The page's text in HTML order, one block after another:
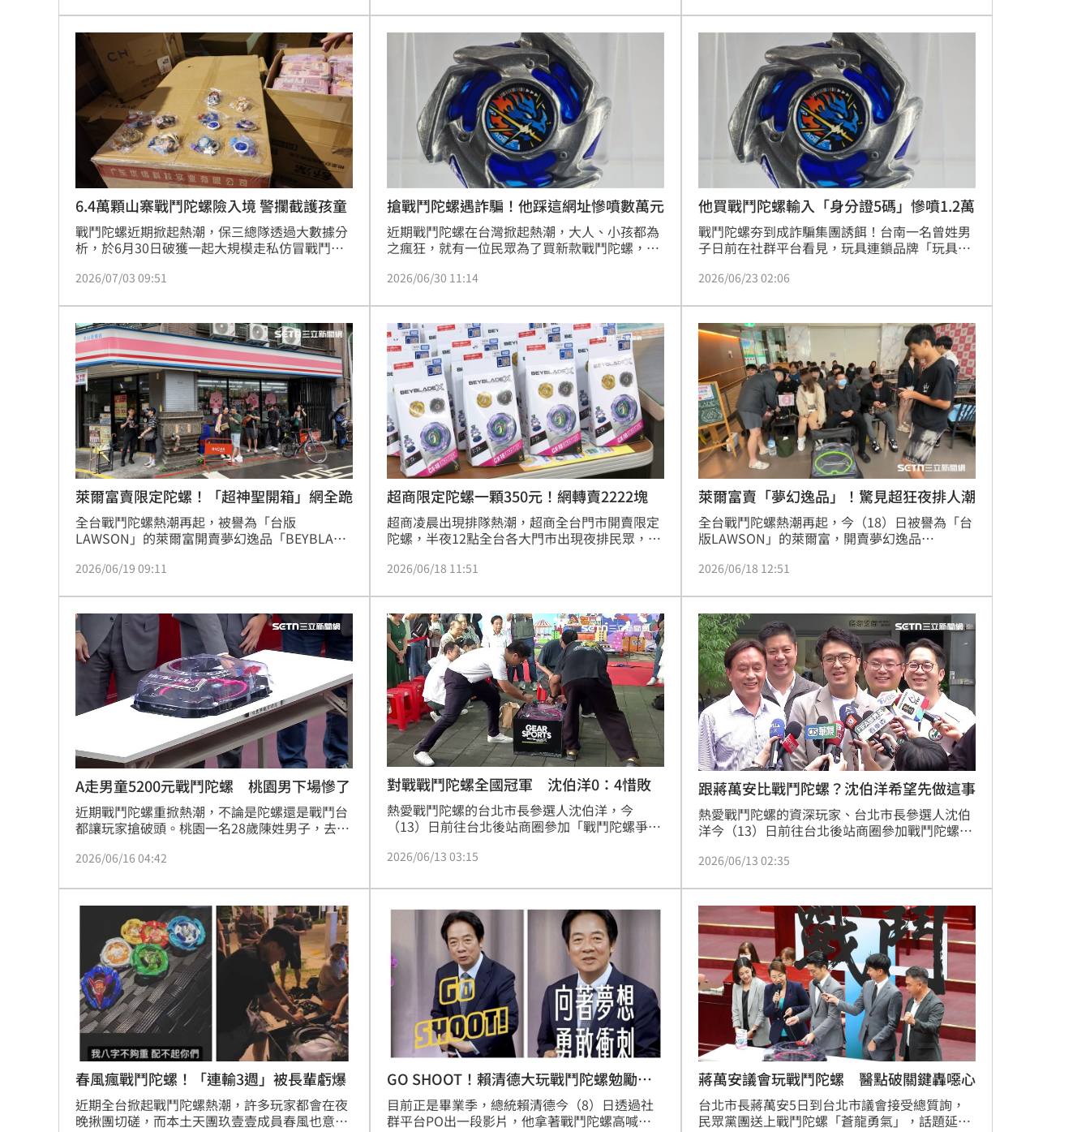
螺，紛紛討論「到底是哪一顆」，掀起一波趣味
話題。
住宿、看動物的親子行程，多了一場隨時可能開
打的陀螺對決。
6.4萬顆山寨戰鬥陀螺險入境 警攔截護孩童
戰鬥陀螺近期掀起熱潮，保三總隊透過大數據分
析，於6月30日破獲一起大規模走私仿冒戰鬥陀
品入境，其中高達115箱未申報，侵權市值逾新
經授權，且品質粗糙，高速旋轉恐因離心力導致
碎片噴飛，危害兒童安全。全案已依違反著作權
法及海關緝私條例移送偵辦，警方將持續落實邊
境檢查，呼籲業者勿心存僥倖，同時提醒消費者
購買正版玩具，避免品質不良造成危險。
2026/07/03 09:51
搶戰鬥陀螺遇詐騙！他踩這網址慘噴數萬元
近期戰鬥陀螺在台灣掀起熱潮，大人、小孩都為
之瘋狂，就有一位民眾為了買新款戰鬥陀螺，誤
品，反而損失數萬元。
2026/06/30 11:14
他買戰鬥陀螺輸入「身分證5碼」慘噴1.2萬
戰鬥陀螺夯到成詐騙集團誘餌！台南一名曾姓男
子日前在社群平台看見，玩具連鎖品牌「玩具e
交易，豈料，最後竟然一步步掉入詐騙集團陷
警局第二分局報案。
2026/06/23 02:06
萊爾富賣限定陀螺！「超神聖開箱」網全跪
全台戰鬥陀螺熱潮再起，被譽為「台版
LAWSON」的萊爾富開賣夢幻逸品「BEYBLADE
稀有的金色特仕版，萊爾富實名制、每人限購一
幕，大讚「嚴謹遠超韓、美選舉開票」。
2026/06/19 09:11
超商限定陀螺一顆350元！網轉賣2222塊
超商凌晨出現排隊熱潮，超商全台門市開賣限定
陀螺，半夜12點全台各大門市出現夜排民眾，一
黃牛天價。
2026/06/18 11:51
萊爾富賣「夢幻逸品」！驚見超狂夜排人潮
全台戰鬥陀螺熱潮再起，今（18）日被譽為「台
版LAWSON」的萊爾富，開賣夢幻逸品
還有機會抽到稀有的金色特仕版，因此許多玩家
象，官方也祭出限購措施。
2026/06/18 12:51
A走男童5200元戰鬥陀螺 桃園男下場慘了
近期戰鬥陀螺重掀熱潮，不論是陀螺還是戰鬥台
都讓玩家搶破頭。桃園一名28歲陳姓男子，去年
戰鬥陀螺，竟趁無人注意時直接整袋帶走。楊姓
警方調閱監視器火速揪出陳男，桃園地院審結，
依侵占罪判處陳男9000元罰金。
2026/06/16 04:42
對戰戰鬥陀螺全國冠軍 沈伯洋0：4惜敗
熱愛戰鬥陀螺的台北市長參選人沈伯洋，今
（13）日前往台北後站商圈參加「戰鬥陀螺爭霸
軍是必輸，但棒球開球也是開得七零八落，自己
圓滿結束。歷經精彩的三局對戰，沈伯洋最終以
0：4落敗，而在對戰過程中，沈伯洋的女兒也在
場邊高喊「加油爸爸」。
2026/06/13 03:15
跟蔣萬安比戰鬥陀螺？沈伯洋希望先做這事
熱愛戰鬥陀螺的資深玩家、台北市長參選人沈伯
洋今（13）日前往台北後站商圈參加戰鬥陀螺爭
己也準備攻擊型的、平衡型的與防守型的戰鬥陀
帖，就戰鬥陀螺一決高下？沈伯洋也笑喊「當然
是可以」，但自己最希望蔣萬安能先親自回答各
項市政問題。
2026/06/13 02:35
春風瘋戰鬥陀螺！「連輸3週」被長輩虧爆
近期全台掀起戰鬥陀螺熱潮，許多玩家都會在夜
晚揪團切磋，而本土天團玖壹壹成員春風也意外
GO SHOOT！賴清德大玩戰鬥陀螺勉勵畢
業生
目前正是畢業季，總統賴清德今（8）日透過社
群平台PO出一段影片，他拿著戰鬥陀螺高喊
蔣萬安議會玩戰鬥陀螺 醫點破關鍵轟噁心
台北市長蔣萬安5日到台北市議會接受總質詢，
民眾黨團送上戰鬥陀螺「蒼龍勇氣」，話題延